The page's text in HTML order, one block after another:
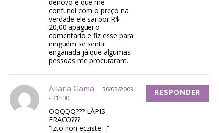
denovo é que me
confundi com o preço na
verdade ele sai por R$
20,00 apaguei o
comentario e fiz esse para
ninguém se sentir
enganada já que algumas
pessoas me procuraram.
Allana Gama
30/03/2009
- 21h30
OQQQQ??? LÀPIS
FRACO???
“izto non ecziste…”
RESPONDER